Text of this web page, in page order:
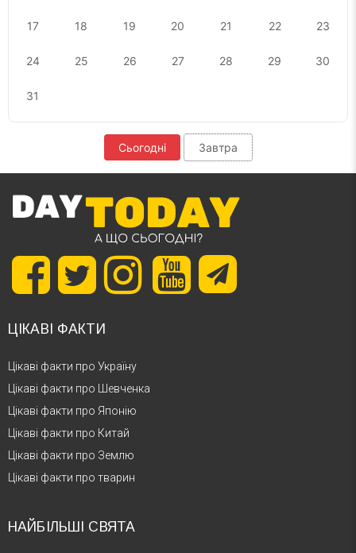
17 18 19 20 21 22 23
24 25 26 27 28 29 30
31
Сьогодні Завтра
ЦІКАВІ ФАКТИ
Цікаві факти про Україну
Цікаві факти про Шевченка
Цікаві факти про Японію
Цікаві факти про Китай
Цікаві факти про Землю
Цікаві факти про тварин
НАЙБІЛЬШІ СВЯТА